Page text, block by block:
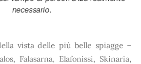
necessario.
vista delle più belle spiagge –
Falasarna, Elafonissi, Skinaria,